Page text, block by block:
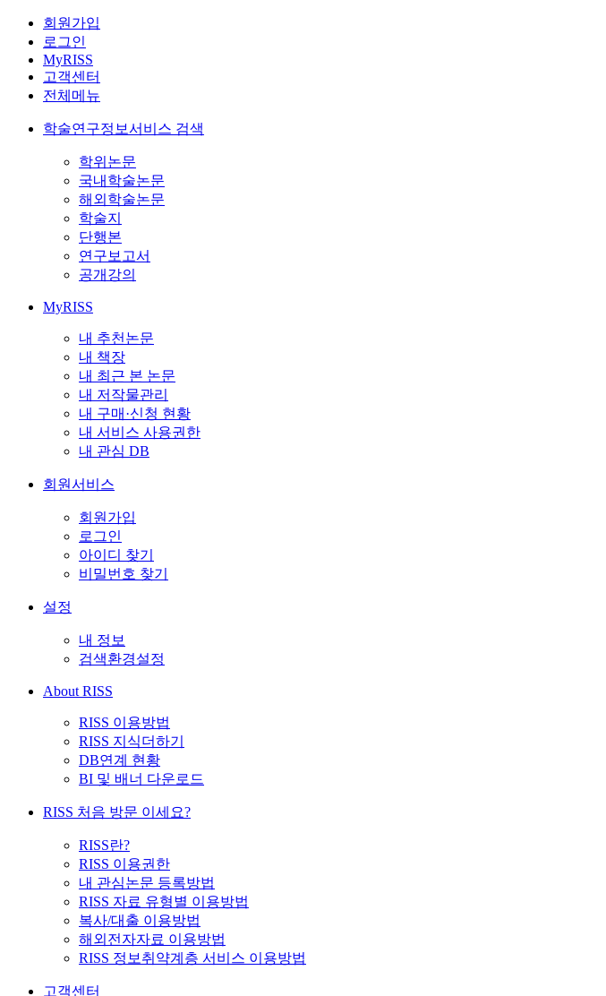
회원가입
로그인
MyRISS
고객센터
전체메뉴
학술연구정보서비스 검색
학위논문
국내학술논문
해외학술논문
학술지
단행본
연구보고서
공개강의
MyRISS
내 추천논문
내 책장
내 최근 본 논문
내 저작물관리
내 구매·신청 현황
내 서비스 사용권한
내 관심 DB
회원서비스
회원가입
로그인
아이디 찾기
비밀번호 찾기
설정
내 정보
검색환경설정
About RISS
RISS 이용방법
RISS 지식더하기
DB연계 현황
BI 및 배너 다운로드
RISS 처음 방문 이세요?
RISS란?
RISS 이용권한
내 관심논문 등록방법
RISS 자료 유형별 이용방법
복사/대출 이용방법
해외전자자료 이용방법
RISS 정보취약계층 서비스 이용방법
고객센터